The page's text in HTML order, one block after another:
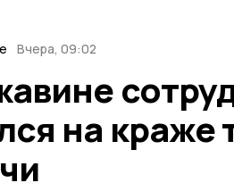
Вчера, 09:02
на краже